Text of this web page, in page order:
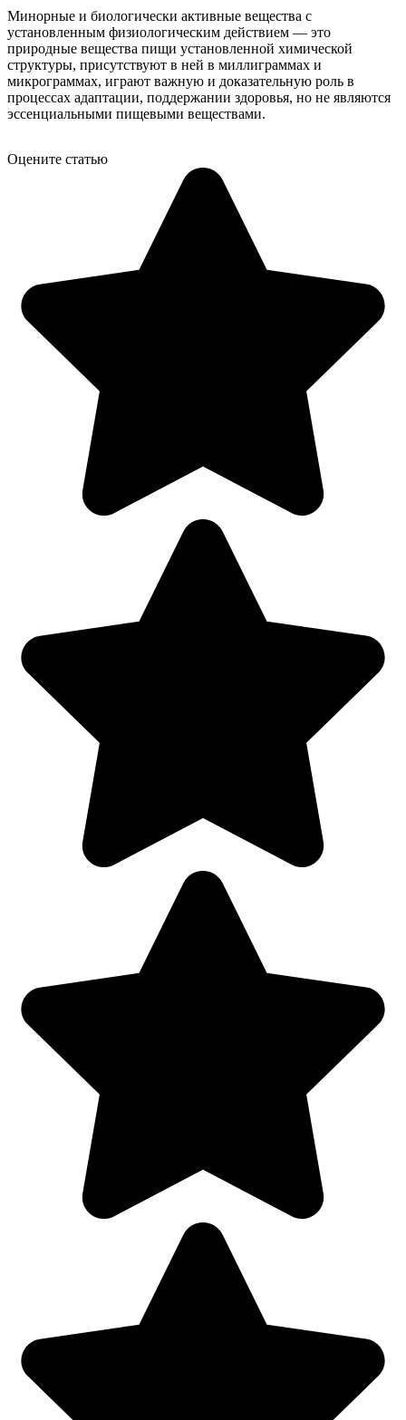
Минорные и биологически активные вещества с
установленным физиологическим действием — это
природные вещества пищи установленной химической
структуры, присутствуют в ней в миллиграммах и
микрограммах, играют важную и доказательную роль в
процессах адаптации, поддержании здоровья, но не являются
эссенциальными пищевыми веществами.
Оцените статью